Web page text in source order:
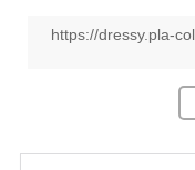
https://dressy.pla-